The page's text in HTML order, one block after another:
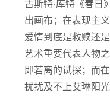
古斯特·库特《春日
出画布；在表现主
爱情到底是救赎还
艺术重要代表人物
即若离的试探；而
扰扰及不上艾琳阳